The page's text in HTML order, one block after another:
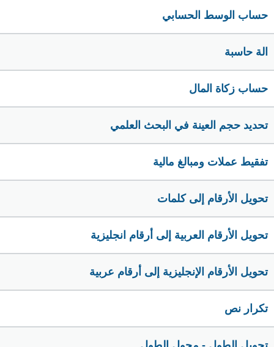
حساب الوسط الحسابي
الة حاسبة
حساب زكاة المال
تحديد حجم العينة في البحث العلمي
تفقيط عملات ومبالغ مالية
تحويل الأرقام إلى كلمات
تحويل الأرقام العربية إلى أرقام انجليزية
تحويل الأرقام الإنجليزية إلى أرقام عربية
تكرار نص